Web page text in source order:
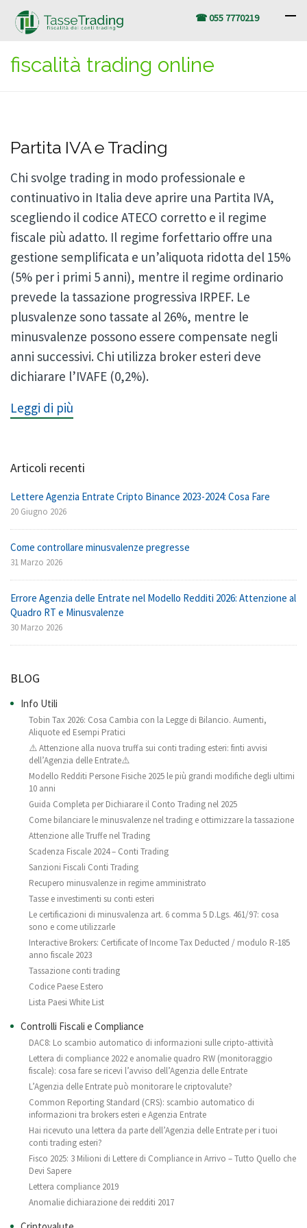
☎ 055 7770219
fiscalità trading online
Partita IVA e Trading
Chi svolge trading in modo professionale e
continuativo in Italia deve aprire una Partita IVA,
scegliendo il codice ATECO corretto e il regime
fiscale più adatto. Il regime forfettario offre una
gestione semplificata e un’aliquota ridotta del 15%
(5% per i primi 5 anni), mentre il regime ordinario
prevede la tassazione progressiva IRPEF. Le
plusvalenze sono tassate al 26%, mentre le
minusvalenze possono essere compensate negli
anni successivi. Chi utilizza broker esteri deve
dichiarare l’IVAFE (0,2%).
Leggi di più
Articoli recenti
Lettere Agenzia Entrate Cripto Binance 2023-2024: Cosa Fare
20 Giugno 2026
Come controllare minusvalenze pregresse
31 Marzo 2026
Errore Agenzia delle Entrate nel Modello Redditi 2026: Attenzione al
Quadro RT e Minusvalenze
30 Marzo 2026
BLOG
Info Utili
Tobin Tax 2026: Cosa Cambia con la Legge di Bilancio. Aumenti,
Aliquote ed Esempi Pratici
⚠️ Attenzione alla nuova truffa sui conti trading esteri: finti avvisi
dell’Agenzia delle Entrate⚠️
Modello Redditi Persone Fisiche 2025 le più grandi modifiche degli ultimi
10 anni
Guida Completa per Dichiarare il Conto Trading nel 2025
Come bilanciare le minusvalenze nel trading e ottimizzare la tassazione
Attenzione alle Truffe nel Trading
Scadenza Fiscale 2024 – Conti Trading
Sanzioni Fiscali Conti Trading
Recupero minusvalenze in regime amministrato
Tasse e investimenti su conti esteri
Le certificazioni di minusvalenza art. 6 comma 5 D.Lgs. 461/97: cosa
sono e come utilizzarle
Interactive Brokers: Certificate of Income Tax Deducted / modulo R-185
anno fiscale 2023
Tassazione conti trading
Codice Paese Estero
Lista Paesi White List
Controlli Fiscali e Compliance
DAC8: Lo scambio automatico di informazioni sulle cripto-attività
Lettera di compliance 2022 e anomalie quadro RW (monitoraggio
fiscale): cosa fare se ricevi l’avviso dell’Agenzia delle Entrate
L’Agenzia delle Entrate può monitorare le criptovalute?
Common Reporting Standard (CRS): scambio automatico di
informazioni tra brokers esteri e Agenzia Entrate
Hai ricevuto una lettera da parte dell’Agenzia delle Entrate per i tuoi
conti trading esteri?
Fisco 2025: 3 Milioni di Lettere di Compliance in Arrivo – Tutto Quello che
Devi Sapere
Lettera compliance 2019
Anomalie dichiarazione dei redditi 2017